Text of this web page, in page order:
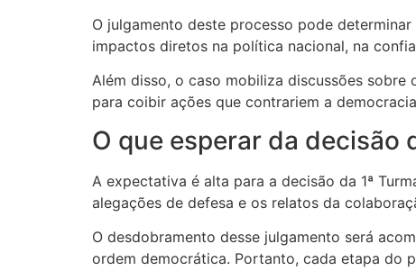
O julgamento deste processo pode
impactos diretos na política nacional, na
Além disso, o caso mobiliza discussões
para coibir ações que contrariem a
O que esperar da decisão
A expectativa é alta para a decisão da 1ª
alegações de defesa e os relatos da
O desdobramento desse julgamento será
ordem democrática. Portanto, cada etapa do